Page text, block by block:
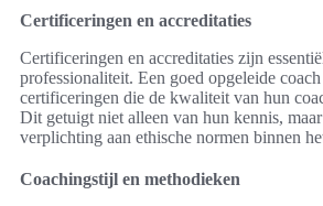
Certificeringen en accreditaties
Certificeringen en accreditaties zijn
professionaliteit. Een goed opgeleide
certificeringen die de kwaliteit van hun
Dit getuigt niet alleen van hun kennis,
verplichting aan ethische normen binnen
Coachingstijl en methodieken